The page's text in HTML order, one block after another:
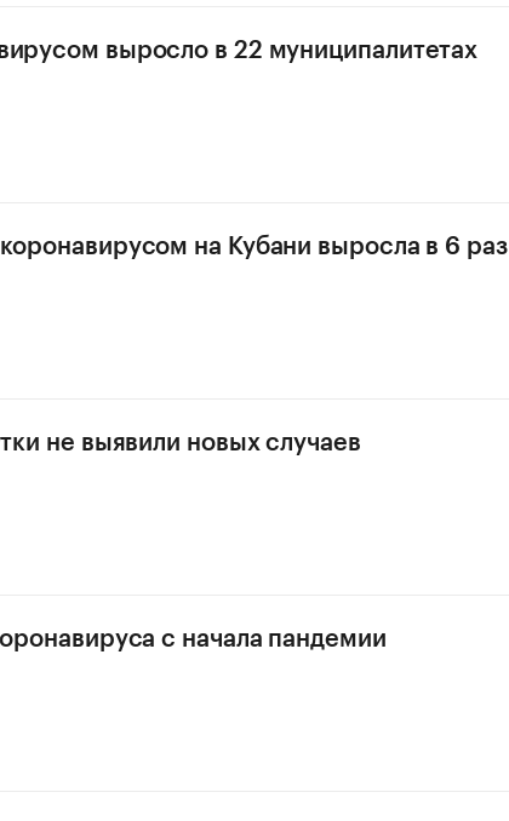
выросло в 22 муниципалитетах
на Кубани выросла в 6 раз
не выявили новых случаев
с начала пандемии